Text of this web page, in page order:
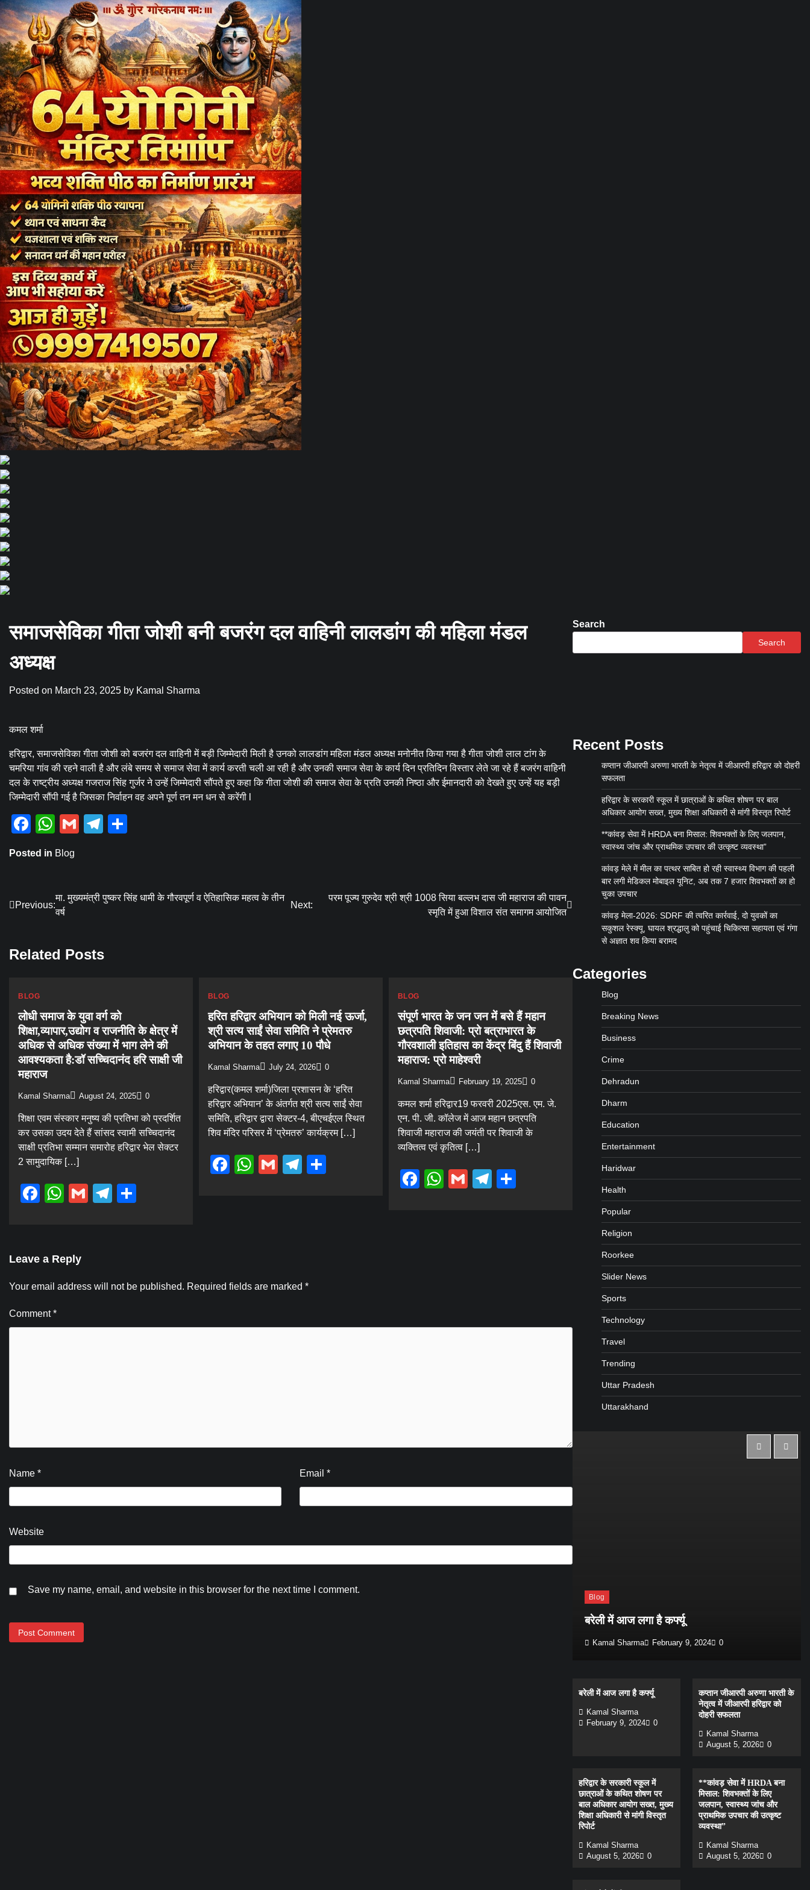
समाजसेविका गीता जोशी बनी बजरंग दल वाहिनी लालडांग की महिला मंडल
अध्यक्ष
Posted on March 23, 2025 by Kamal Sharma
कमल शर्मा
हरिद्वार, समाजसेविका गीता जोशी को बजरंग दल वाहिनी में बड़ी जिम्मेदारी मिली है उनको लालडांग महिला मंडल अध्यक्ष मनोनीत किया गया है गीता जोशी लाल टांग के
चमरिया गांव की रहने वाली है और लंबे समय से समाज सेवा में कार्य करती चली आ रही है और उनकी समाज सेवा के कार्य दिन प्रतिदिन विस्तार लेते जा रहे हैं बजरंग वाहिनी
दल के राष्ट्रीय अध्यक्ष गजराज सिंह गुर्जर ने उन्हें जिम्मेदारी सौंपते हुए कहा कि गीता जोशी की समाज सेवा के प्रति उनकी निष्ठा और ईमानदारी को देखते हुए उन्हें यह बड़ी
जिम्मेदारी सौंपी गई है जिसका निर्वाहन वह अपने पूर्ण तन मन धन से करेंगी l
Facebook
WhatsApp
GmailTelegram
Posted in Blog
Post
Previous:
मा. मुख्यमंत्री पुष्कर सिंह धामी के गौरवपूर्ण व ऐतिहासिक महत्व के तीन
वर्ष
Next:
परम पूज्य गुरुदेव श्री श्री 1008 सिया बल्लभ दास जी महाराज की पावन
स्मृति में हुआ विशाल संत समागम आयोजित
Related Posts
BLOG
लोधी समाज के युवा वर्ग को
शिक्षा,व्यापार,उद्योग व राजनीति के क्षेत्र में
अधिक से अधिक संख्या में भाग लेने की
आवश्यकता है:डॉ सच्चिदानंद हरि साक्षी जी
महाराज
Kamal Sharma August 24, 2025 0
शिक्षा एवम संस्कार मनुष्य की प्रतिभा को प्रदर्शित
कर उसका उदय देते हैं सांसद स्वामी सच्चिदानंद
साक्षी प्रतिभा सम्मान समारोह हरिद्वार भेल सेक्टर
2 सामुदायिक […]
Facebook
WhatsApp
GmailTelegram
BLOG
हरित हरिद्वार अभियान को मिली नई ऊर्जा,
श्री सत्य साईं सेवा समिति ने प्रेमतरु
अभियान के तहत लगाए 10 पौधे
Kamal Sharma July 24, 2026 0
हरिद्वार(कमल शर्मा)जिला प्रशासन के ‘हरित
हरिद्वार अभियान’ के अंतर्गत श्री सत्य साईं सेवा
समिति, हरिद्वार द्वारा सेक्टर-4, बीएचईएल स्थित
शिव मंदिर परिसर में ‘प्रेमतरु’ कार्यक्रम […]
Facebook
WhatsApp
GmailTelegram
BLOG
संपूर्ण भारत के जन जन में बसे हैं महान
छत्रपति शिवाजी: प्रो बत्राभारत के
गौरवशाली इतिहास का केंद्र बिंदु हैं शिवाजी
महाराज: प्रो माहेश्वरी
Kamal Sharma February 19, 2025 0
कमल शर्मा हरिद्वार19 फरवरी 2025एस. एम. जे.
एन. पी. जी. कॉलेज में आज महान छत्रपति
शिवाजी महाराज की जयंती पर शिवाजी के
व्यक्तित्व एवं कृतित्व […]
Facebook
WhatsApp
GmailTelegram
Leave a Reply
Your email address will not be published. Required fields are marked *
Comment*
Name * Email*
Website
Save my name, email, and website in this browser for the next time I comment.
Search
Search
Recent Posts
कप्तान जीआरपी अरुणा भारती के नेतृत्व में जीआरपी हरिद्वार को दोहरी
सफलता
हरिद्वार के सरकारी स्कूल में छात्राओं के कथित शोषण पर बाल
अधिकार आयोग सख्त, मुख्य शिक्षा अधिकारी से मांगी विस्तृत रिपोर्ट
**कांवड़ सेवा में HRDA बना मिसाल: शिवभक्तों के लिए जलपान,
स्वास्थ्य जांच और प्राथमिक उपचार की उत्कृष्ट व्यवस्था”
कांवड़ मेले में मील का पत्थर साबित हो रही स्वास्थ्य विभाग की पहली
बार लगी मेडिकल मोबाइल यूनिट, अब तक 7 हजार शिवभक्तों का हो
चुका उपचार
कांवड़ मेला-2026: SDRF की त्वरित कार्रवाई, दो युवकों का
सकुशल रेस्क्यू, घायल श्रद्धालु को पहुंचाई चिकित्सा सहायता एवं गंगा
से अज्ञात शव किया बरामद
Categories
Blog
Breaking News
Business
Crime
Dehradun
Dharm
Education
Entertainment
Haridwar
Health
Popular
Religion
Roorkee
Slider News
Sports
Technology
Travel
Trending
Uttar Pradesh
Uttarakhand
कांवड़ मेला-2026: SDRF की त्वरित कार्रवाई, दो
Blog
बरेली में आज लगा है कर्फ्यू
Kamal Sharma February 9, 2024 0
बरेली में आज लगा है कर्फ्यू
Kamal Sharma
February 9, 2024
0
कप्तान जीआरपी अरुणा भारती के
नेतृत्व में जीआरपी हरिद्वार को
दोहरी सफलता
Kamal Sharma
August 5, 2026
0
हरिद्वार के सरकारी स्कूल में
छात्राओं के कथित शोषण पर
बाल अधिकार आयोग सख्त, मुख्य
शिक्षा अधिकारी से मांगी विस्तृत
रिपोर्ट
Kamal Sharma
August 5, 2026
0
**कांवड़ सेवा में HRDA बना
मिसाल: शिवभक्तों के लिए
जलपान, स्वास्थ्य जांच और
प्राथमिक उपचार की उत्कृष्ट
व्यवस्था”
Kamal Sharma
August 5, 2026
0